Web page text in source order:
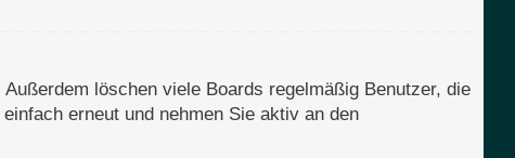
löschen viele Boards regelmäßig Benutzer, die
erneut und nehmen Sie aktiv an den